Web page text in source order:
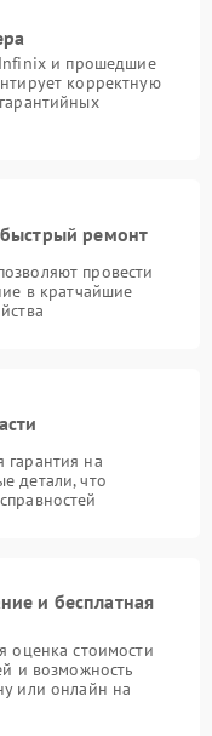
Infinix и прошедшие
корректную
быстрый ремонт
провести
в кратчайшие
гарантия на
детали, что
и бесплатная
оценка стоимости
и возможность
или онлайн на